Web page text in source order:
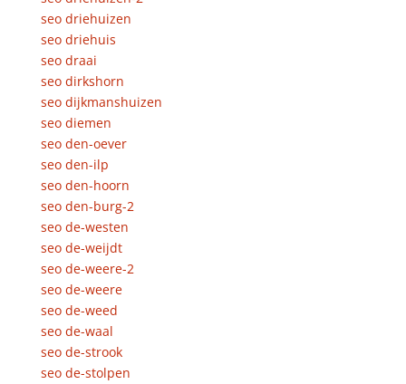
seo driehuizen
seo driehuis
seo draai
seo dirkshorn
seo dijkmanshuizen
seo diemen
seo den-oever
seo den-ilp
seo den-hoorn
seo den-burg-2
seo de-westen
seo de-weijdt
seo de-weere-2
seo de-weere
seo de-weed
seo de-waal
seo de-strook
seo de-stolpen